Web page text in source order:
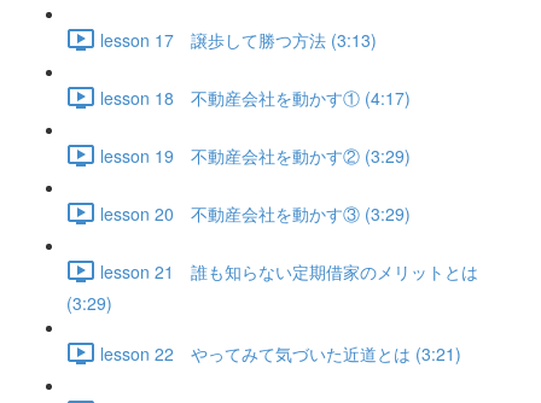
lesson 17 譲歩して勝つ方法 (3:13)
lesson 18 不動産会社を動かす① (4:17)
lesson 19 不動産会社を動かす② (3:29)
lesson 20 不動産会社を動かす③ (3:29)
lesson 21 誰も知らない定期借家のメリットとは
(3:29)
lesson 22 やってみて気づいた近道とは (3:21)